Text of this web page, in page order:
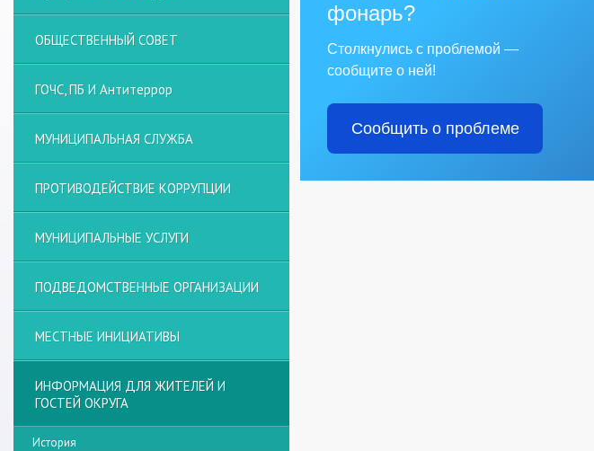
фонарь?
Столкнулись с проблемой —
сообщите о ней!
Сообщить о проблеме
ОБЩЕСТВЕННЫЙ СОВЕТ
ГОЧС, ПБ И Антитеррор
МУНИЦИПАЛЬНАЯ СЛУЖБА
ПРОТИВОДЕЙСТВИЕ КОРРУПЦИИ
МУНИЦИПАЛЬНЫЕ УСЛУГИ
ПОДВЕДОМСТВЕННЫЕ ОРГАНИЗАЦИИ
МЕСТНЫЕ ИНИЦИАТИВЫ
ИНФОРМАЦИЯ ДЛЯ ЖИТЕЛЕЙ И
ГОСТЕЙ ОКРУГА
История